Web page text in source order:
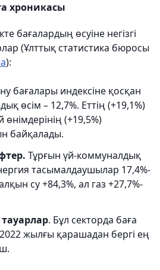
хроникасы
бағалардың өсуіне негізгі
(Ұлттық статистика бюросы
):
бағалары индексіне қосқан
өсім – 12,7%. Еттің (+19,1%)
(+19,5%)
байқалады.
Тұрғын үй-коммуналдық
тасымалдаушылар 17,4%-
су +84,3%, ал газ +27,7%-
. Бұл секторда баға
2022 жылғы қарашадан бергі ең